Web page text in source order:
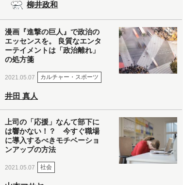
柳井政和
漫画『進撃の巨人』で政治の
エッセンスを。 良質なエンタ
ーテイメントは「政治離れ」
の処方箋
2021.05.07 カルチャー・スポーツ
井田 真人
上司の「応援」なんて部下に
は響かない！？ 今すぐ職場
に導入するべきモチベーショ
ンアップの方法
2021.05.07 社会